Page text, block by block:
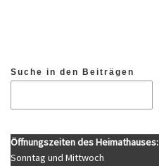
Suche in den Beiträgen
Öffnungszeiten des Heimathauses:
Sonntag und Mittwoch